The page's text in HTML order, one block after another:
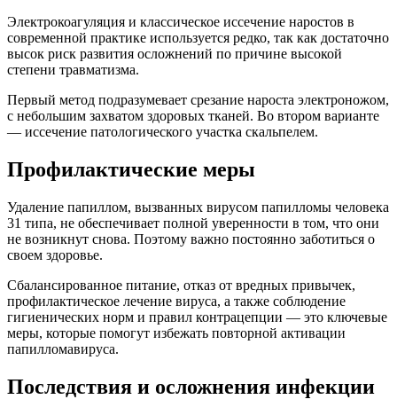
Электрокоагуляция и классическое иссечение наростов в
современной практике используется редко, так как достаточно
высок риск развития осложнений по причине высокой
степени травматизма.
Первый метод подразумевает срезание нароста электроножом,
с небольшим захватом здоровых тканей. Во втором варианте
— иссечение патологического участка скальпелем.
Профилактические меры
Удаление папиллом, вызванных вирусом папилломы человека
31 типа, не обеспечивает полной уверенности в том, что они
не возникнут снова. Поэтому важно постоянно заботиться о
своем здоровье.
Сбалансированное питание, отказ от вредных привычек,
профилактическое лечение вируса, а также соблюдение
гигиенических норм и правил контрацепции — это ключевые
меры, которые помогут избежать повторной активации
папилломавируса.
Последствия и осложнения инфекции